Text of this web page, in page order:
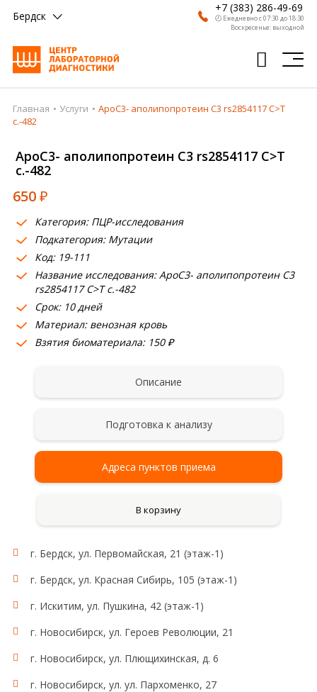
Бердск
+7 (383) 286-49-69
🕗 Ежедневно с 07:30 до 18:30
Воскресенье: выходной
Главная
Врачи
Получить результат
Пациентам
О компании
Где сдать
Партнерам
Главная Услуги
ApoC3- аполипопротеин С3 rs2854117 C>T
c.-482
ApoC3- аполипопротеин С3 rs2854117 C>T
c.-482
650₽
Категория: ПЦР-исследования
Подкатегория: Мутации
Код: 19-111
Название исследования: ApoC3- аполипопротеин С3
rs2854117 C>T c.-482
Срок: 10 дней
Материал: венозная кровь
Взятия биоматериала: 150 ₽
Описание
Подготовка к анализу
Адреса пунктов приема
В корзину
Исследование:
Область применения:
Липидный обмен
г. Бердск, ул. Первомайская, 21 (этаж-1)
г. Бердск, ул. Красная Сибирь, 105 (этаж-1)
г. Искитим, ул. Пушкина, 42 (этаж-1)
г. Новосибирск, ул. Героев Революции, 21
г. Новосибирск, ул. Плющихинская, д. 6
г. Новосибирск, ул. ул. Пархоменко, 27